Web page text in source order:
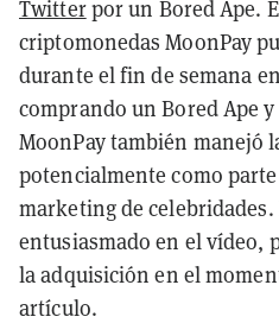
Twitterpor un Bored Ape.
criptomonedas MoonPay
durante el fin de semana
comprando un Bored Ape
MoonPay también manejó
potencialmente como
marketing de celebridades.
entusiasmado en el vídeo,
la adquisición en el
artículo.